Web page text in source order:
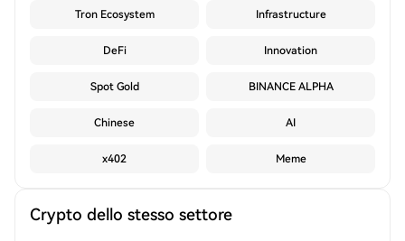
Tron Ecosystem Infrastructure
DeFi Innovation
Spot Gold BINANCE ALPHA
Chinese AI
x402 Meme
Crypto dello stesso settore